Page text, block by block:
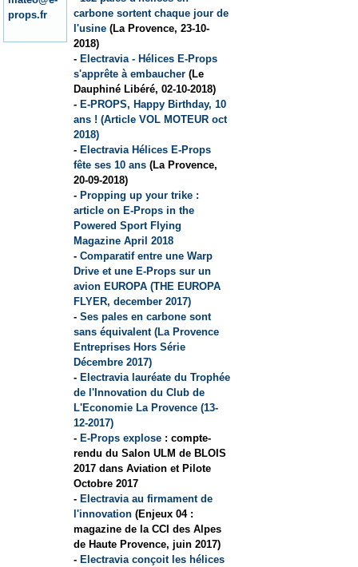
props.fr
carbone sortent chaque jour de
l'usine (La Provence, 23-10-
2018)
- Electravia - Hélices E-Props
s'apprête à embaucher (Le
Dauphiné Libéré, 02-10-2018)
- E-PROPS, Happy Birthday, 10
ans ! (Article VOL MOTEUR oct
2018)
- Electravia Hélices E-Props
fête ses 10 ans (La Provence,
20-09-2018)
- Propping up your trike :
article on E-Props in the
Powered Sport Flying
Magazine April 2018
-Comparatif entre une Warp
Drive et une E-Props sur un
avion EUROPA (THE EUROPA
FLYER, december 2017)
-Ses pales en carbone sont
sans équivalent (La Provence
Entreprises Hors Série
Décembre 2017)
- Electravia lauréate du Trophée
de l'Innovation du Club de
L'Economie La Provence (13-
12-2017)
- E-Props explose : compte-
rendu du Salon ULM de BLOIS
2017 dans Aviation et Pilote
Octobre 2017
- Electravia au firmament de
l'innovation (Enjeux 04 :
magazine de la CCI des Alpes
de Haute Provence, juin 2017)
- Electravia conçoit les hélices